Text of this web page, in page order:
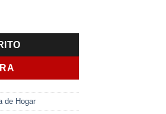
1,5 Kg cantidad
de Hogar